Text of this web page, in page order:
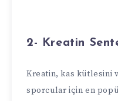
2- Kreatin
Kreatin, kas kütlesini
sporcular için en